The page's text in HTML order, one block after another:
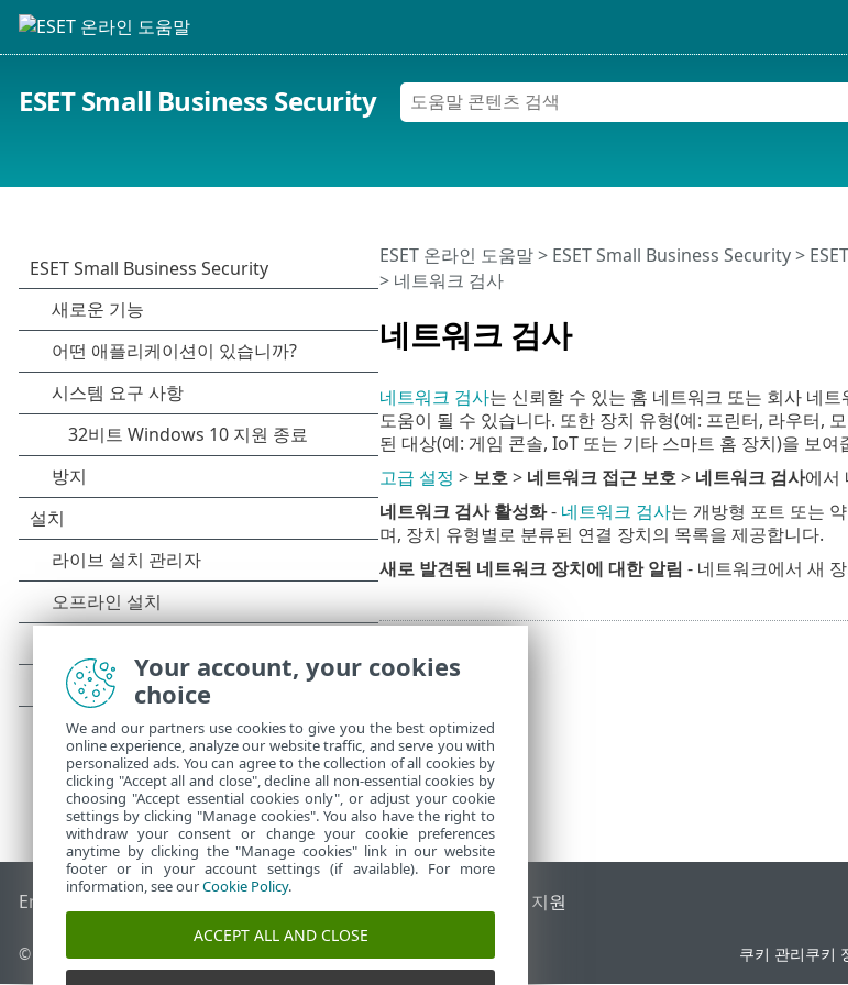
ESET Small Business Security
네트워크 검사
ESET 온라인 도움말> ESET Small Business Security>
> 네트워크 검사
네트워크 검사는 신뢰할 수 있는 홈 네트워크 또는 회사 네
도움이 될 수 있습니다. 또한 장치 유형(예: 프린터, 라우터,
된 대상(예: 게임 콘솔, IoT 또는 기타 스마트 홈 장치)을 보여
고급 설정 > 보호> 네트워크 접근 보호> 네트워크 검사에서
네트워크 검사 활성화- 네트워크 검사는 개방형 포트 또는
며, 장치 유형별로 분류된 연결 장치의 목록을 제공합니다.
새로 발견된 네트워크 장치에 대한 알림 - 네트워크에서 새
End of Life ESET 지식 베이스 ESET 포럼 국가별 지원
© 1992 - 2026 ESET, spol. s r.o. - All rights reserved. 쿠키 관리쿠키
Your account, your cookies
choice
We and our partners use cookies to give you the best optimized
online experience, analyze our website traffic, and serve you with
personalized ads. You can agree to the collection of all cookies by
clicking "Accept all and close", decline all non-essential cookies by
choosing "Accept essential cookies only", or adjust your cookie
settings by clicking "Manage cookies". You also have the right to
withdraw your consent or change your cookie preferences
anytime by clicking the "Manage cookies" link in our website
footer or in your account settings (if available). For more
information, see ourCookie Policy.
ACCEPT ALL AND CLOSE